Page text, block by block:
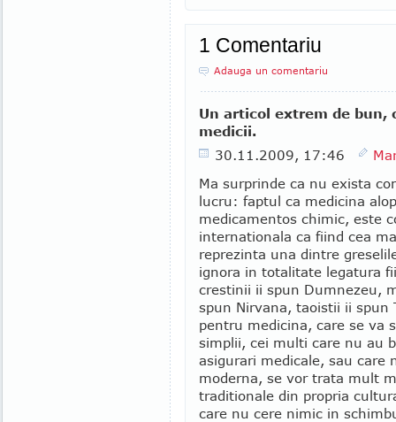
1 Comentariu
Adauga un comentariu
Un articol extrem de bun,
medicii.
30.11.2009, 17:46
Ma surprinde ca nu exista
lucru: faptul ca medicina
medicamentos chimic, este
internationala ca fiind cea
reprezinta una dintre
ignora in totalitate legatura
crestinii ii spun Dumnezeu,
spun Nirvana, taoistii ii spun
pentru medicina, care se va
simplii, cei multi care nu au
asigurari medicale, sau care
moderna, se vor trata mult
traditionale din propria
care nu cere nimic in